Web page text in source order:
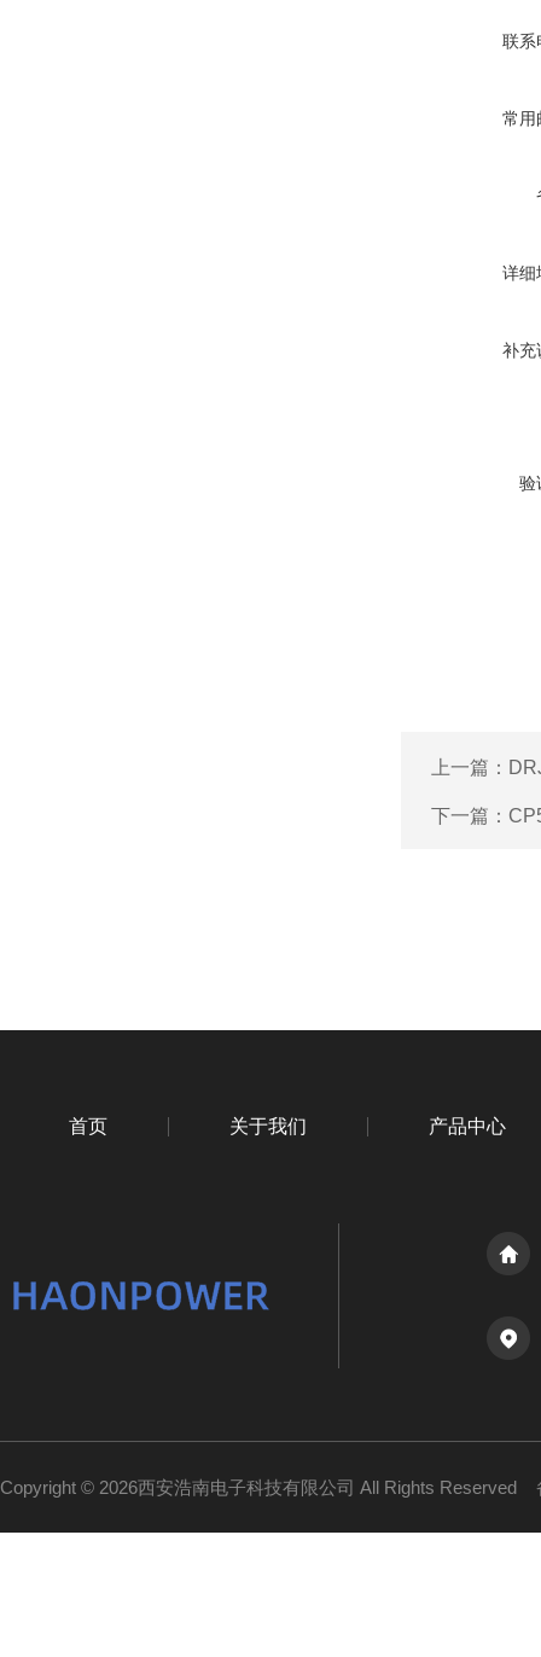
联系
常用
详细
补充
验
上一篇：
下一篇：
首页 关于我们 产品中心
Copyright © 2026西安浩南电子科技有限公司 All Rights Reserved